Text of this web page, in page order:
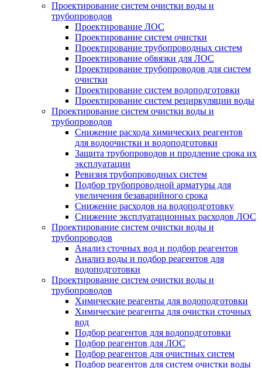
Проектирование систем очистки воды и
трубопроводов
Проектирование ЛОС
Проектирование систем очистки
Проектирование трубопроводных систем
Проектирование обвязки для ЛОС
Проектирование трубопроводов для систем
очистки
Проектирование систем водоподготовки
Проектирование систем рециркуляции воды
Проектирование систем очистки воды и
трубопроводов
Снижение расхода химических реагентов
для водоочистки и водоподготовки
Защита трубопроводов и продление срока их
эксплуатации
Ревизия трубопроводных систем
Подбор трубопроводной арматуры для
увеличения безаварийного срока
Снижение расходов на водоподготовку
Снижение эксплуатационных расходов ЛОС
Проектирование систем очистки воды и
трубопроводов
Анализ сточных вод и подбор реагентов
Анализ воды и подбор реагентов для
водоподготовки
Проектирование систем очистки воды и
трубопроводов
Химические реагенты для водоподготовки
Химические реагенты для очистки сточных
вод
Подбор реагентов для водоподготовки
Подбор реагентов для ЛОС
Подбор реагентов для очистных систем
Подбор реагентов для систем очистки воды